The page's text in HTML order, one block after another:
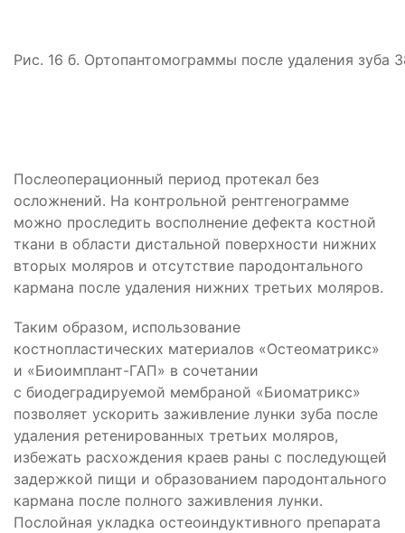
Рис. 16 б. Ортопантомограммы после удаления зуба
Послеоперационный период протекал без
осложнений. На контрольной рентгенограмме
можно проследить восполнение дефекта костной
ткани в области дистальной поверхности нижних
вторых моляров и отсутствие пародонтального
кармана после удаления нижних третьих моляров.
Таким образом, использование
костнопластических материалов «Остеоматрикс»
и «Биоимплант-ГАП» в сочетании
с биодеградируемой мембраной «Биоматрикс»
позволяет ускорить заживление лунки зуба после
удаления ретенированных третьих моляров,
избежать расхождения краев раны с последующей
задержкой пищи и образованием пародонтального
кармана после полного заживления лунки.
Послойная укладка остеоиндуктивного препарата